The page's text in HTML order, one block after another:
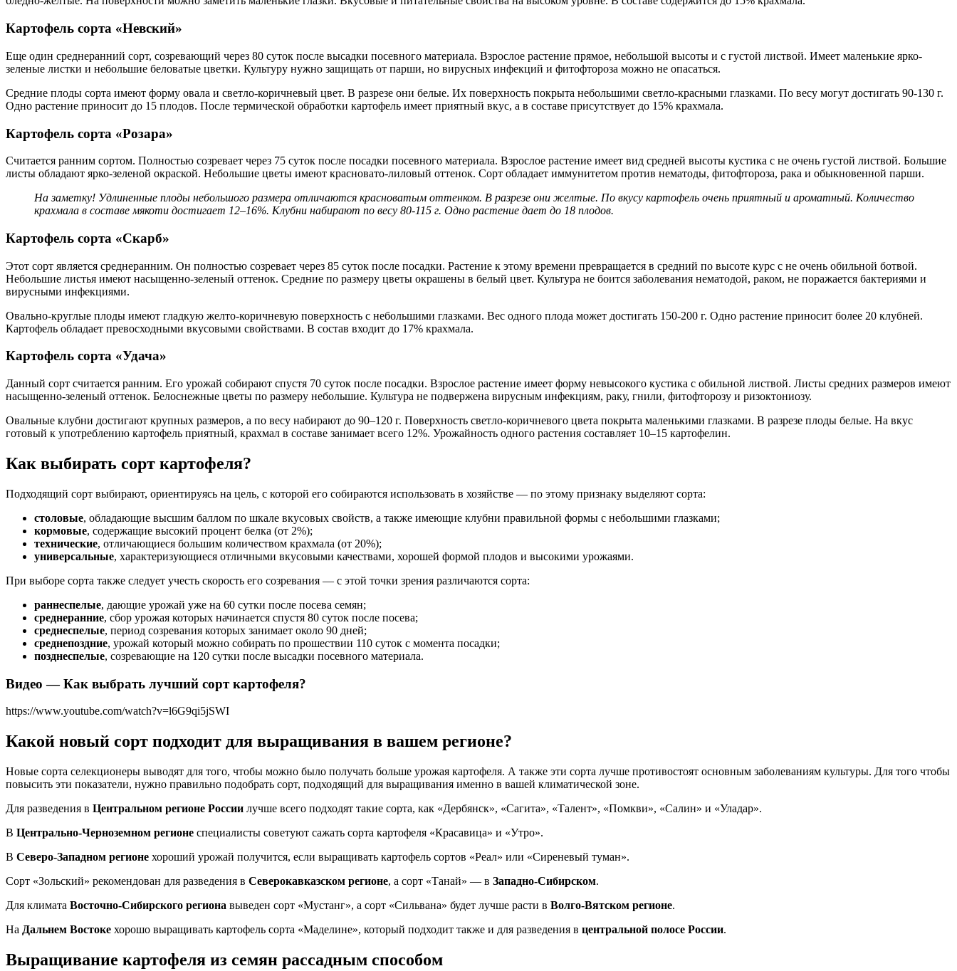
Картофель сорта «Невский»
Еще один среднеранний сорт, созревающий через 80 суток после высадки посевного материала. Взрослое растение прямое, небольшой высоты и с густой листвой. Имеет маленькие ярко-
зеленые листки и небольшие беловатые цветки. Культуру нужно защищать от парши, но вирусных инфекций и фитофтороза можно не опасаться.
Средние плоды сорта имеют форму овала и светло-коричневый цвет. В разрезе они белые. Их поверхность покрыта небольшими светло-красными глазками. По весу могут достигать 90-130 г.
Одно растение приносит до 15 плодов. После термической обработки картофель имеет приятный вкус, а в составе присутствует до 15% крахмала.
Картофель сорта «Розара»
Считается ранним сортом. Полностью созревает через 75 суток после посадки посевного материала. Взрослое растение имеет вид средней высоты кустика с не очень густой листвой. Большие
листы обладают ярко-зеленой окраской. Небольшие цветы имеют красновато-лиловый оттенок. Сорт обладает иммунитетом против нематоды, фитофтороза, рака и обыкновенной парши.
На заметку! Удлиненные плоды небольшого размера отличаются красноватым оттенком. В разрезе они желтые. По вкусу картофель очень приятный и ароматный. Количество
крахмала в составе мякоти достигает 12–16%. Клубни набирают по весу 80-115 г. Одно растение дает до 18 плодов.
Картофель сорта «Скарб»
Этот сорт является среднеранним. Он полностью созревает через 85 суток после посадки. Растение к этому времени превращается в средний по высоте курс с не очень обильной ботвой.
Небольшие листья имеют насыщенно-зеленый оттенок. Средние по размеру цветы окрашены в белый цвет. Культура не боится заболевания нематодой, раком, не поражается бактериями и
вирусными инфекциями.
Овально-круглые плоды имеют гладкую желто-коричневую поверхность с небольшими глазками. Вес одного плода может достигать 150-200 г. Одно растение приносит более 20 клубней.
Картофель обладает превосходными вкусовыми свойствами. В состав входит до 17% крахмала.
Картофель сорта «Удача»
Данный сорт считается ранним. Его урожай собирают спустя 70 суток после посадки. Взрослое растение имеет форму невысокого кустика с обильной листвой. Листы средних размеров имеют
насыщенно-зеленый оттенок. Белоснежные цветы по размеру небольшие. Культура не подвержена вирусным инфекциям, раку, гнили, фитофторозу и ризоктониозу.
Овальные клубни достигают крупных размеров, а по весу набирают до 90–120 г. Поверхность светло-коричневого цвета покрыта маленькими глазками. В разрезе плоды белые. На вкус
готовый к употреблению картофель приятный, крахмал в составе занимает всего 12%. Урожайность одного растения составляет 10–15 картофелин.
Как выбирать сорт картофеля?
Подходящий сорт выбирают, ориентируясь на цель, с которой его собираются использовать в хозяйстве — по этому признаку выделяют сорта:
столовые, обладающие высшим баллом по шкале вкусовых свойств, а также имеющие клубни правильной формы с небольшими глазками;
кормовые, содержащие высокий процент белка (от 2%);
технические, отличающиеся большим количеством крахмала (от 20%);
универсальные, характеризующиеся отличными вкусовыми качествами, хорошей формой плодов и высокими урожаями.
При выборе сорта также следует учесть скорость его созревания — с этой точки зрения различаются сорта:
раннеспелые, дающие урожай уже на 60 сутки после посева семян;
среднеранние, сбор урожая которых начинается спустя 80 суток после посева;
среднеспелые, период созревания которых занимает около 90 дней;
среднепоздние, урожай который можно собирать по прошествии 110 суток с момента посадки;
позднеспелые, созревающие на 120 сутки после высадки посевного материала.
Видео — Как выбрать лучший сорт картофеля?
https://www.youtube.com/watch?v=l6G9qi5jSWI
Какой новый сорт подходит для выращивания в вашем регионе?
Новые сорта селекционеры выводят для того, чтобы можно было получать больше урожая картофеля. А также эти сорта лучше противостоят основным заболеваниям культуры. Для того чтобы
повысить эти показатели, нужно правильно подобрать сорт, подходящий для выращивания именно в вашей климатической зоне.
Для разведения в Центральном регионе России лучше всего подходят такие сорта, как «Дербянск», «Сагита», «Талент», «Помкви», «Салин» и «Уладар».
В Центрально-Черноземном регионе специалисты советуют сажать сорта картофеля «Красавица» и «Утро».
В Северо-Западном регионе хороший урожай получится, если выращивать картофель сортов «Реал» или «Сиреневый туман».
Сорт «Зольский» рекомендован для разведения в Северокавказском регионе, а сорт «Танай» — в Западно-Сибирском.
Для климата Восточно-Сибирского региона выведен сорт «Мустанг», а сорт «Сильвана» будет лучше расти в Волго-Вятском регионе.
На Дальнем Востоке хорошо выращивать картофель сорта «Маделине», который подходит также и для разведения в центральной полосе России.
Выращивание картофеля из семян рассадным способом